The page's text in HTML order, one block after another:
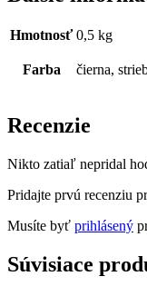
Hmotnosť 0,5 kg
Farba čierna,
Recenzie
Nikto zatiaľ nepridal
Pridajte prvú recenziu
Musíte byť prihlásený
Súvisiace